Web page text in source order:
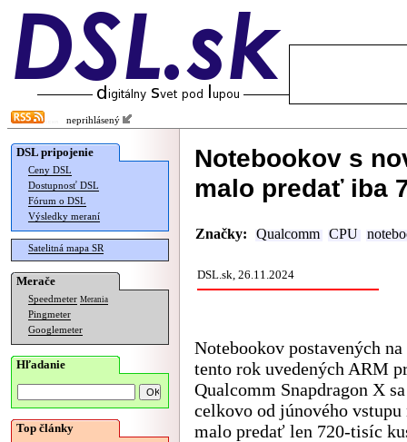
neprihlásený
DSL pripojenie
Ceny DSL
Dostupnosť DSL
Fórum o DSL
Výsledky meraní
Satelitná mapa SR
Merače
Speedmeter Merania
Pingmeter
Googlemeter
Hľadanie
Top články
Notebookov s
malo predať iba
Značky: Qualcomm CPU
DSL.sk, 26.11.2024
Notebookov postavených
tento rok uvedených ARM
Qualcomm Snapdragon X
celkovo od júnového vstupu
malo predať len 720-tisíc